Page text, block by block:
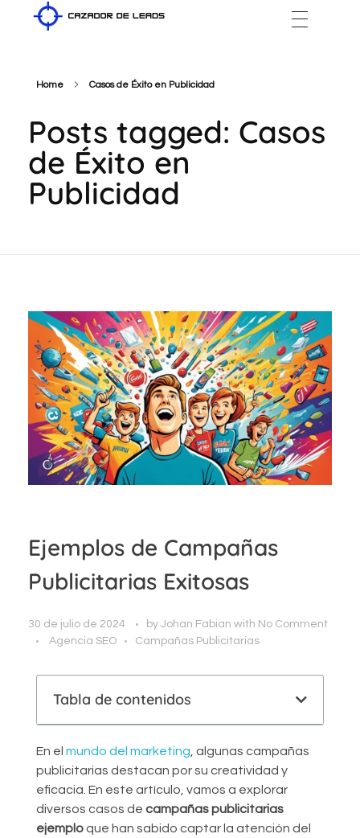
Home Casos de Éxito en Publicidad
Posts tagged: Casos
de Éxito en
Publicidad
Ejemplos de Campañas
Publicitarias Exitosas
30 de julio de 2024 by Johan Fabian with No Comment
Agencia SEO
Campañas Publicitarias
Tabla de contenidos
En el mundo del marketing , algunas campañas
publicitarias destacan por su creatividad y
eficacia. En este artículo, vamos a explorar
diversos casos de campañas publicitarias
ejemploque han sabido captar la atención del